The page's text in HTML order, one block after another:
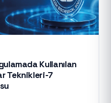
Kullanılan
Teknikleri-7